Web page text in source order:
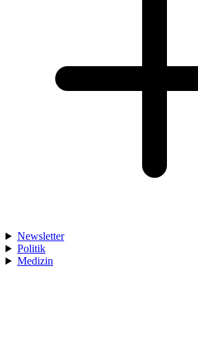
Newsletter
Politik
Medizin